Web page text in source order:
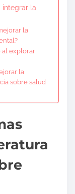
integrar la
la
al explorar
la
sobre salud